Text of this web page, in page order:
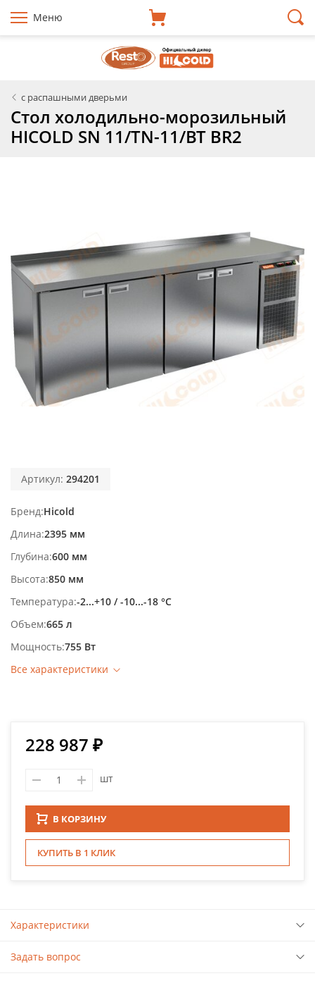
Меню
с распашными дверьми
Стол холодильно-морозильный
HICOLD SN 11/TN-11/BT BR2
Артикул: 294201
Бренд Hicold
Длина 2395 мм
Глубина 600 мм
Высота 850 мм
Температура -2...+10 / -10...-18 °С
Объем 665 л
Мощность 755 Вт
Все характеристики
228 987 ₽
шт
В КОРЗИНУ
КУПИТЬ В 1 КЛИК
Характеристики
Задать вопрос